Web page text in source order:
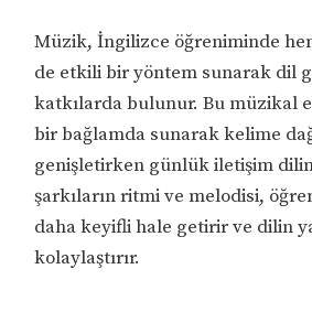
Müzik, İngilizce öğreniminde
de etkili bir yöntem sunarak dil
katkılarda bulunur. Bu müzikal
bir bağlamda sunarak kelime
genişletirken günlük iletişim
şarkıların ritmi ve melodisi,
daha keyifli hale getirir ve dilin
kolaylaştırır.